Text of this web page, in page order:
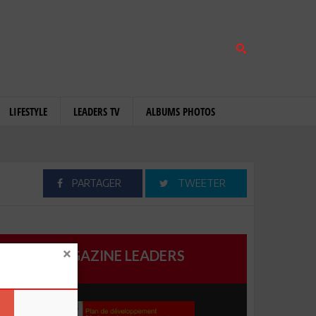
LIFESTYLE LEADERS TV ALBUMS PHOTOS
PARTAGER TWEETER
MAGAZINE LEADERS